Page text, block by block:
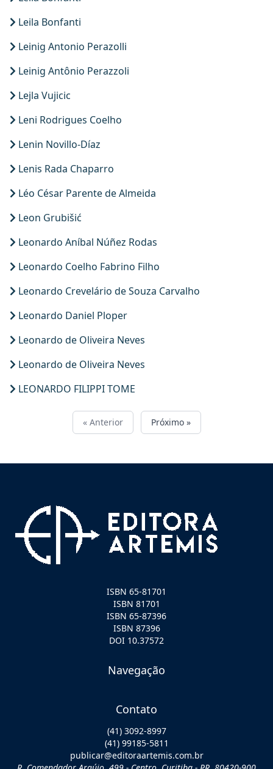
Leila Bonfanti
Leinig Antonio Perazolli
Leinig Antônio Perazzoli
Lejla Vujicic
Leni Rodrigues Coelho
Lenin Novillo-Díaz
Lenis Rada Chaparro
Léo César Parente de Almeida
Leon Grubišić
Leonardo Aníbal Núñez Rodas
Leonardo Coelho Fabrino Filho
Leonardo Crevelário de Souza Carvalho
Leonardo Daniel Ploper
Leonardo de Oliveira Neves
Leonardo de Oliveira Neves
LEONARDO FILIPPI TOME
« Anterior Próximo »
ISBN 65-81701
ISBN 81701
ISBN 65-87396
ISBN 87396
DOI 10.37572
Navegação
Contato
(41) 3092-8997
(41) 99185-5811
publicar@editoraartemis.com.br